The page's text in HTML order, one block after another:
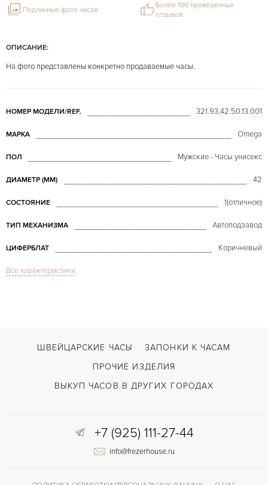
ОПИСАНИЕ:
На фото представлены конкретно продаваемые часы.
НОМЕР МОДЕЛИ/REF. 321.93.42.50.13.001
МАРКА Omega
ПОЛ Мужские - Часы унисекс
ДИАМЕТР (MM) 42
СОСТОЯНИЕ 1(отличное)
ТИП МЕХАНИЗМА Автоподзавод
ЦИФЕРБЛАТ Коричневый
СТЕКЛО
Двойной сложности застежка
КАЛИБР/МЕХАНИЗМ
Все характеристики
Подлинные фото часов
Более 100 проверенных
отзывов
ШВЕЙЦАРСКИЕ ЧАСЫ
ЗАПОНКИ К ЧАСАМ
ПРОЧИЕ ИЗДЕЛИЯ
ВЫКУП ЧАСОВ В ДРУГИХ ГОРОДАХ
+7 (925) 111-27-44
info@frezerhouse.ru